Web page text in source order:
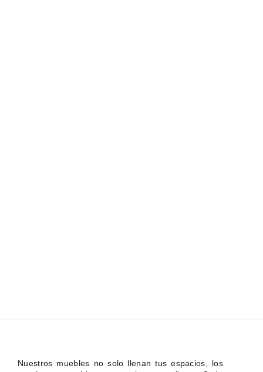
Nuestros muebles no solo llenan tus espacios, los